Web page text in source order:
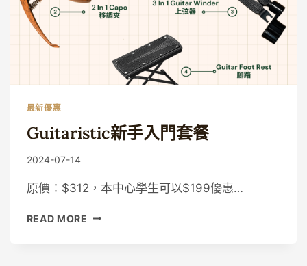
最新優惠
Guitaristic新手入門套餐
By
2024-07-14
原價：$312，本中心學生可以$199優惠…
READ MORE GUITARISTIC